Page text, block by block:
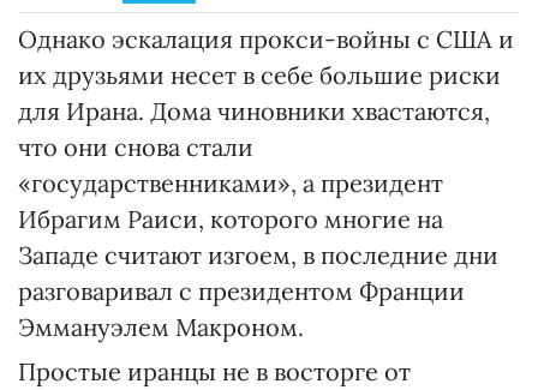
Однако эскалация прокси-войны с США и
их друзьями несет в себе большие риски
для Ирана. Дома чиновники хвастаются,
что они снова стали
«государственниками», а президент
Ибрагим Раиси, которого многие на
Западе считают изгоем, в последние дни
разговаривал с президентом Франции
Эммануэлем Макроном.
Простые иранцы не в восторге от